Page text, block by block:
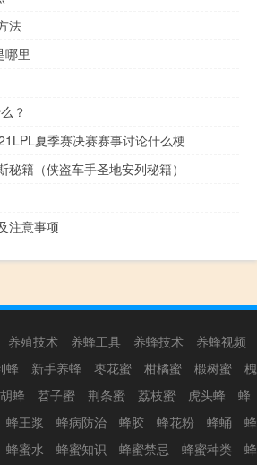
法
哪里
？
夏季赛决赛赛事讨论什么梗
籍（侠盗车手圣地安列秘籍）
注意事项
养殖技术 养蜂工具 养蜂技术
养蜂视频
蜂 新手养蜂 枣花蜜 柑橘蜜 椴树蜜
槐
胡蜂 苕子蜜 荆条蜜 荔枝蜜 虎头蜂
蜂
蜂王浆 蜂病防治 蜂胶 蜂花粉 蜂蛹
蜂
蜂蜜水 蜂蜜知识 蜂蜜禁忌 蜂蜜种类
蜂